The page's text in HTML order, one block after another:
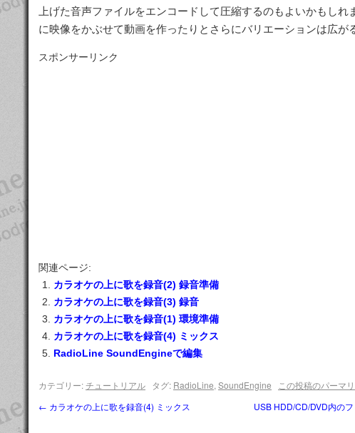
上げた音声ファイルをエンコードして圧縮するのもよいかもしれ
に映像をかぶせて動画を作ったりとさらにバリエーションは広が
スポンサーリンク
関連ページ:
カラオケの上に歌を録音(2) 録音準備
カラオケの上に歌を録音(3) 録音
カラオケの上に歌を録音(1) 環境準備
カラオケの上に歌を録音(4) ミックス
RadioLine SoundEngineで編集
カテゴリー:チュートリアル タグ: RadioLine, SoundEngine
この投稿のパーマ
← カラオケの上に歌を録音(4) ミックス
USB HDD/CD/DVD内の